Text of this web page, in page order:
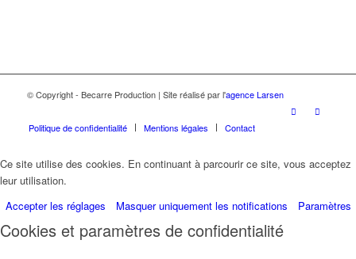
© Copyright - Becarre Production | Site réalisé par l'agence Larsen
Politique de confidentialité Mentions légales Contact
Ce site utilise des cookies. En continuant à parcourir ce site, vous acceptez
leur utilisation.
Accepter les réglages
Masquer uniquement les notifications Paramètres
Cookies et paramètres de confidentialité